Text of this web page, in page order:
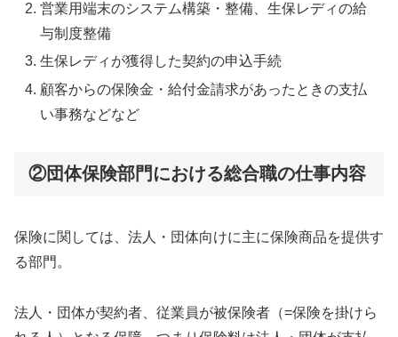
営業用端末のシステム構築・整備、生保レディの給
与制度整備
生保レディが獲得した契約の申込手続
顧客からの保険金・給付金請求があったときの支払
い事務などなど
②団体保険部門における総合職の仕事内容
保険に関しては、法人・団体向けに主に保険商品を提供す
る部門。
法人・団体が契約者、従業員が被保険者（=保険を掛けら